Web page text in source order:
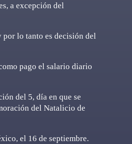
a excepción del
por lo tanto es decisión del
pago el salario diario
del 5, día en que se
del Natalicio de
el 16 de septiembre.